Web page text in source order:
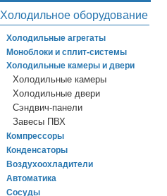
Холодильное оборудование
Холодильные агрегаты
Моноблоки и сплит-системы
Холодильные камеры и двери
Холодильные камеры
Холодильные двери
Сэндвич-панели
Завесы ПВХ
Компрессоры
Конденсаторы
Воздухоохладители
Автоматика
Сосуды